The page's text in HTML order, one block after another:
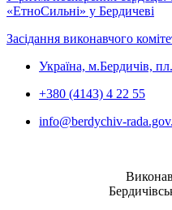
«ЕтноСильні» у Бердичеві
Засідання виконавчого
Україна, м.Бердичів,
+380 (4143) 4 22 55
info@berdychiv-